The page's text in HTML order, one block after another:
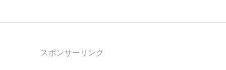
スポンサーリンク